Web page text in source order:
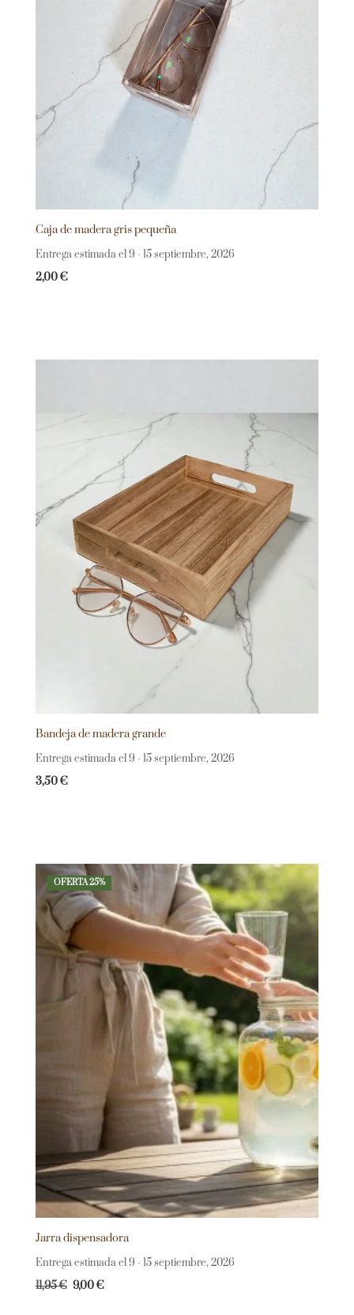
Caja de madera gris pequeña
Entrega estimada el 9 - 15 septiembre, 2026
2,00€
Bandeja de madera grande
Entrega estimada el 9 - 15 septiembre, 2026
3,50€
OFERTA 25%
Jarra dispensadora
Entrega estimada el 9 - 15 septiembre, 2026
11,95€ 9,00€